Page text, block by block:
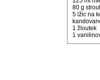
80 g
5 lžic na
1 žloutek
1